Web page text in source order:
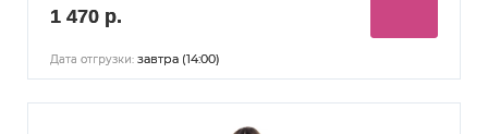
1 470 р.
Дата отгрузки: завтра (14:00)